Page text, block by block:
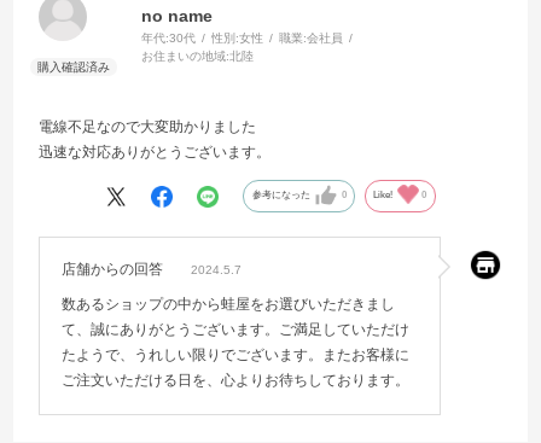
no name
年代:30代 性別:女性 職業:会社員
お住まいの地域:北陸
電線不足なので大変助かりました
迅速な対応ありがとうございます。
参考になった 0 Like! 0
店舗からの回答 2024.5.7
数あるショップの中から蛙屋をお選びいただきまし
て、誠にありがとうございます。ご満足していただけ
たようで、うれしい限りでございます。またお客様に
ご注文いただける日を、心よりお待ちしております。